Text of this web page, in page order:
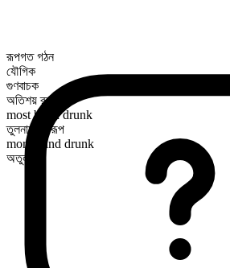
রূপগত গঠন
যৌগিক
গুণবাচক
অতিশয় রূপ
most blind drunk
তুলনামূলক রূপ
more blind drunk
অতুলনীয়